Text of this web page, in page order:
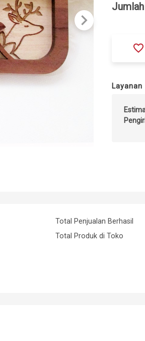
keyboard_arrow_right
favorite_border
Total Penjualan Berhasil
Total Produk di Toko